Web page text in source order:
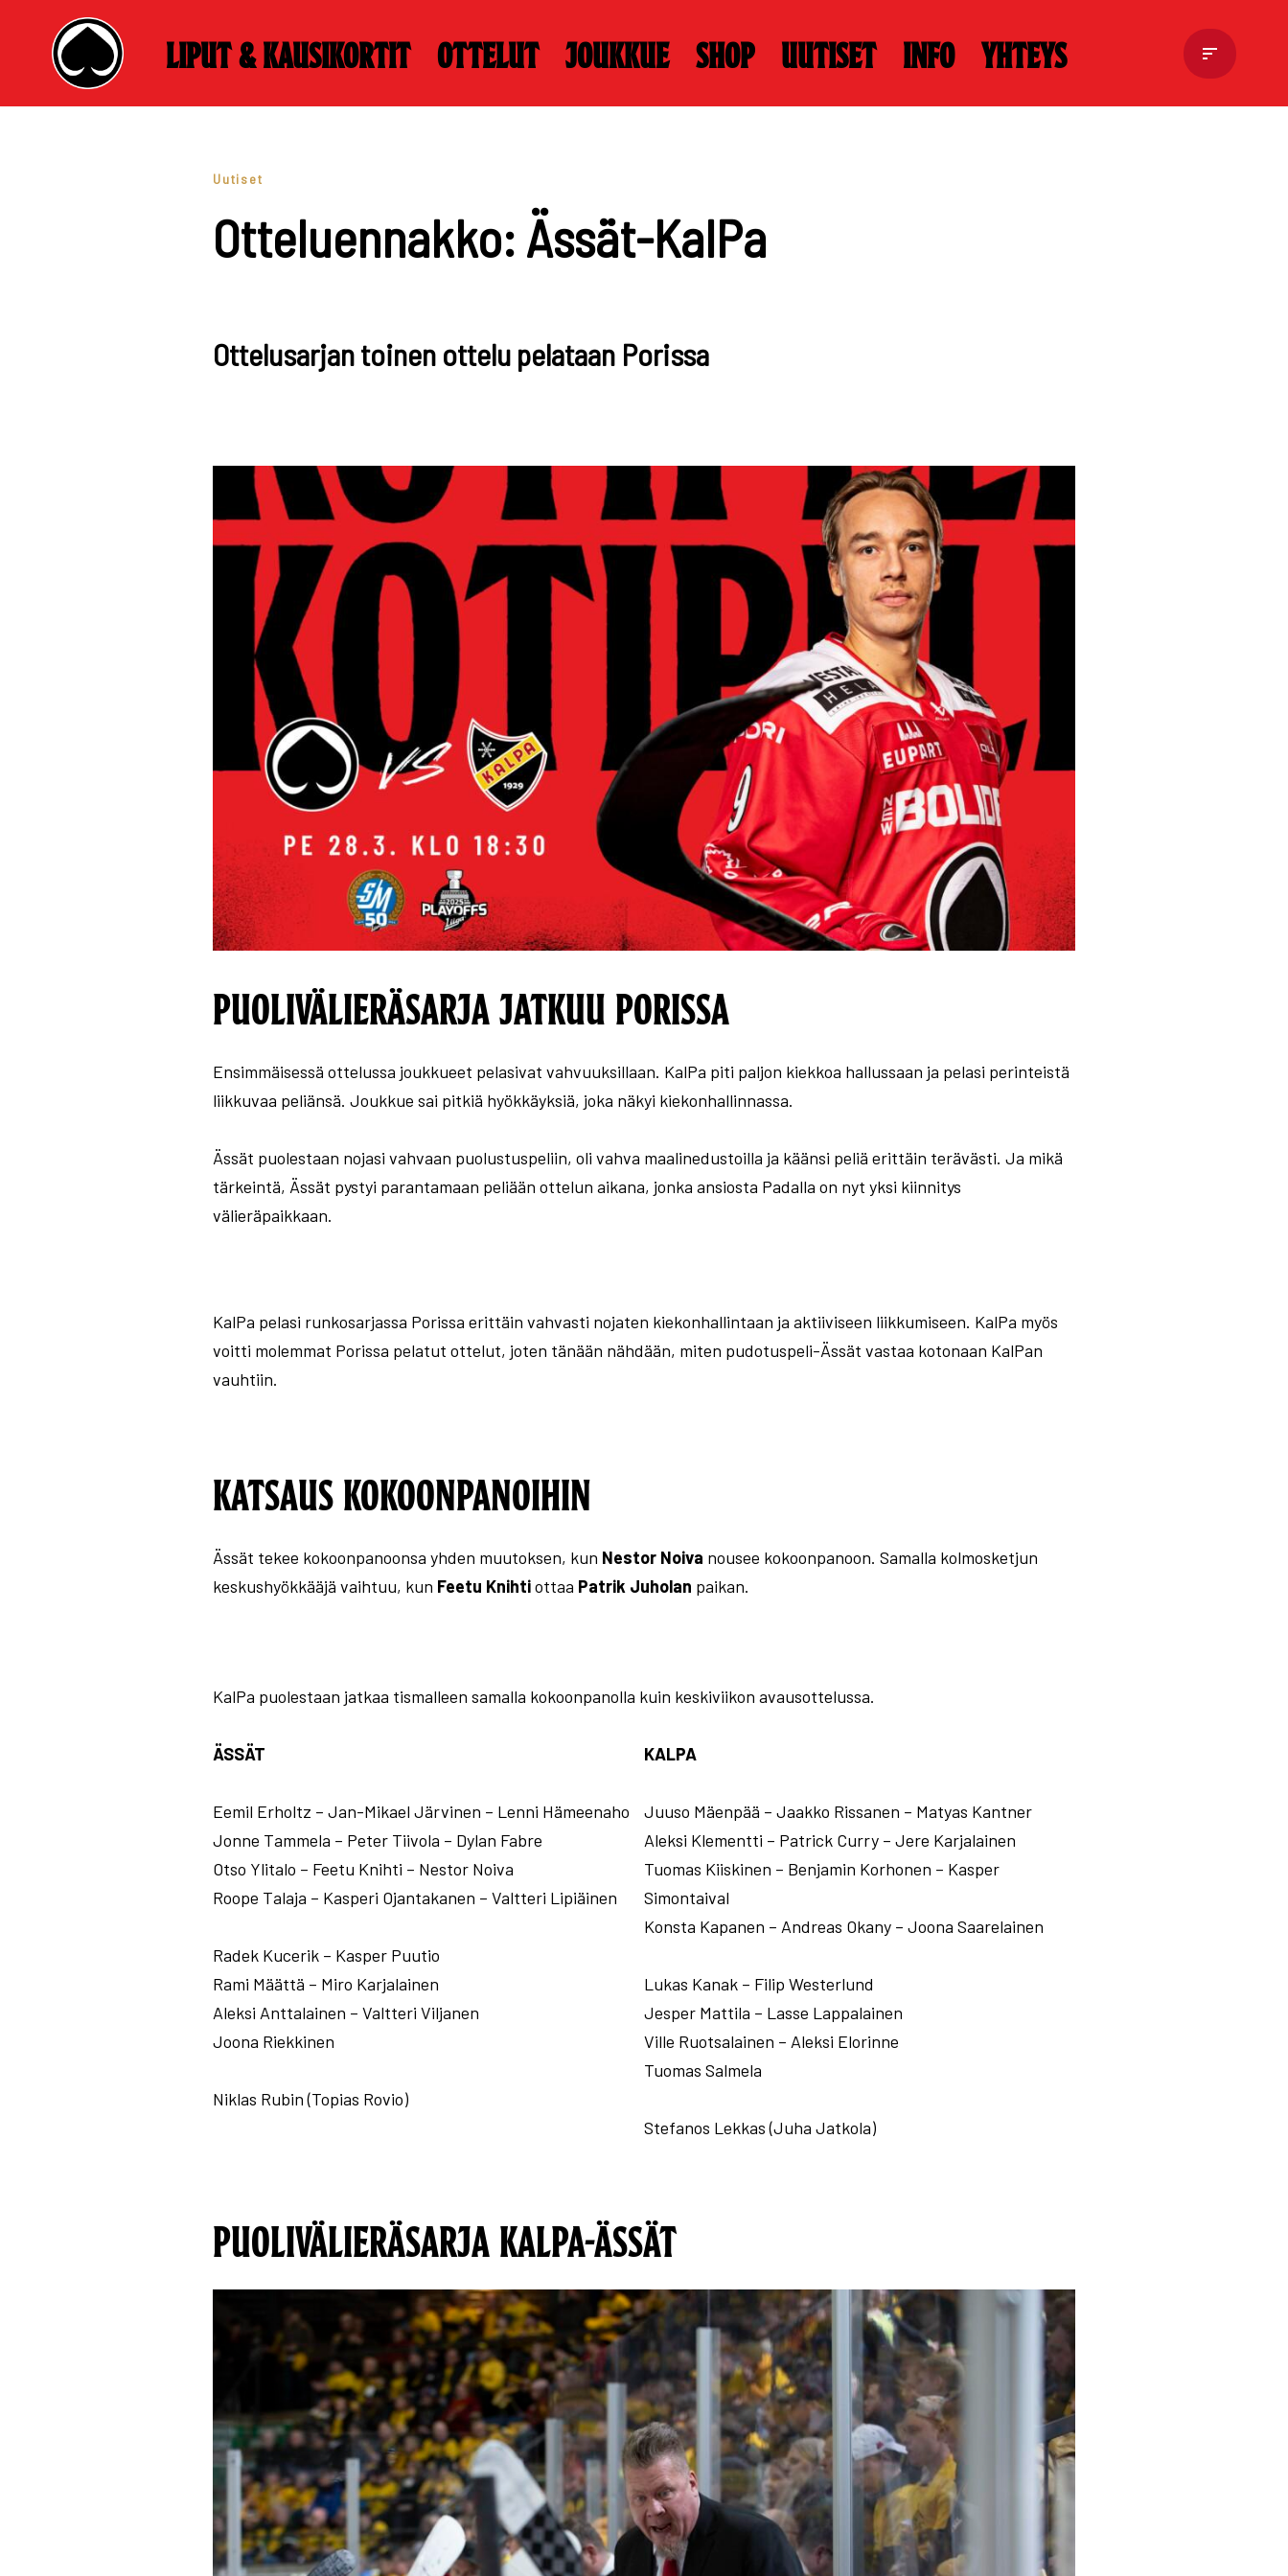
content
Liput & kausikortit Ottelut Joukkue Shop Uutiset Info Yhteys
Otteluennakko: Ässät-KalPa
Uutiset
Ottelusarjan toinen ottelu pelataan Porissa
PUOLIVÄLIERÄSARJA JATKUU PORISSA
Ensimmäisessä ottelussa joukkueet pelasivat vahvuuksillaan. KalPa piti paljon kiekkoa hallussaan ja pelasi perinteistä
liikkuvaa peliänsä. Joukkue sai pitkiä hyökkäyksiä, joka näkyi kiekonhallinnassa.
Ässät puolestaan nojasi vahvaan puolustuspeliin, oli vahva maalinedustoilla ja käänsi peliä erittäin terävästi. Ja mikä
tärkeintä, Ässät pystyi parantamaan peliään ottelun aikana, jonka ansiosta Padalla on nyt yksi kiinnitys
välieräpaikkaan.
KalPa pelasi runkosarjassa Porissa erittäin vahvasti nojaten kiekonhallintaan ja aktiiviseen liikkumiseen. KalPa myös
voitti molemmat Porissa pelatut ottelut, joten tänään nähdään, miten pudotuspeli-Ässät vastaa kotonaan KalPan
vauhtiin.
KATSAUS KOKOONPANOIHIN
Ässät tekee kokoonpanoonsa yhden muutoksen, kun Nestor Noiva nousee kokoonpanoon. Samalla kolmosketjun
keskushyökkääjä vaihtuu, kun Feetu Knihtiottaa Patrik Juholan paikan.
KalPa puolestaan jatkaa tismalleen samalla kokoonpanolla kuin keskiviikon avausottelussa.
ÄSSÄT
Eemil Erholtz – Jan-Mikael Järvinen – Lenni Hämeenaho
Jonne Tammela – Peter Tiivola – Dylan Fabre
Otso Ylitalo – Feetu Knihti – Nestor Noiva
Roope Talaja – Kasperi Ojantakanen – Valtteri Lipiäinen
Radek Kucerik – Kasper Puutio
Rami Määttä – Miro Karjalainen
Aleksi Anttalainen – Valtteri Viljanen
Joona Riekkinen
Niklas Rubin (Topias Rovio)
KALPA
Juuso Mäenpää – Jaakko Rissanen – Matyas Kantner
Aleksi Klementti – Patrick Curry – Jere Karjalainen
Tuomas Kiiskinen – Benjamin Korhonen – Kasper
Simontaival
Konsta Kapanen – Andreas Okany – Joona Saarelainen
Lukas Kanak – Filip Westerlund
Jesper Mattila – Lasse Lappalainen
Ville Ruotsalainen – Aleksi Elorinne
Tuomas Salmela
Stefanos Lekkas (Juha Jatkola)
PUOLIVÄLIERÄSARJA KALPA-ÄSSÄT